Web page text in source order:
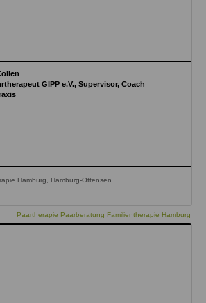
GIPP e.V., Supervisor, Coach
Hamburg, Hamburg-Ottensen
Paartherapie Paarberatung Familientherapie Hamburg